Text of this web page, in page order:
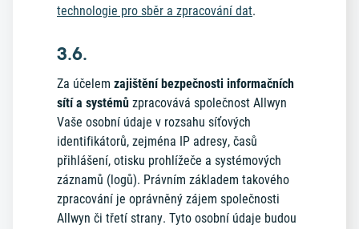
technologie pro sběr a zpracování dat.
3.6.
Za účelem zajištění bezpečnosti informačních
sítí a systémů zpracovává společnost Allwyn
Vaše osobní údaje v rozsahu síťových
identifikátorů, zejména IP adresy, časů
přihlášení, otisku prohlížeče a systémových
záznamů (logů). Právním základem takového
zpracování je oprávněný zájem společnosti
Allwyn či třetí strany. Tyto osobní údaje budou